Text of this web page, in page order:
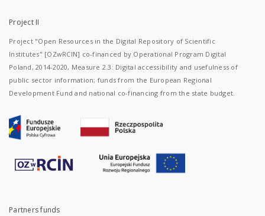
Project II
Project "Open Resources in the Digital Repository of Scientific
Institutes" [OZwRCIN] co-financed by Operational Program Digital
Poland, 2014-2020, Measure 2.3: Digital accessibility and usefulness of
public sector information; funds from the European Regional
Development Fund and national co-financing from the state budget.
Partners funds